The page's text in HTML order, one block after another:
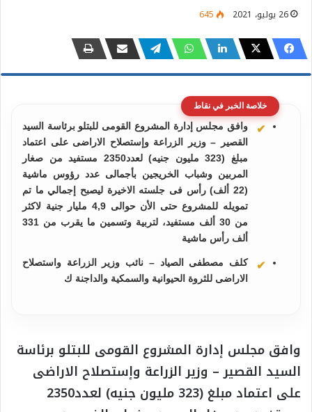
26 يوليو، 2021 645
خلاصة الخبر في نقاط
وافق مجلس إدارة المشروع القومى للبتلو برئاسة السيد
القصير – وزير الزراعة وإستصلاح الاراضى على اعتماد
مبلغ (323 مليون جنيه) لعدد2350 مستفيد من صغار
المربين وشباب الخريجين بأجمالى عدد رؤوس ماشية
(22 ألف) رأس فى جلسته الاخيرة ليصبح إجمالي ما تم
تمويله للمشروع حتى الأن حوالى 4,9 مليار جنية لاكثر
من 30 ألف مستفيد، لتربية وتسمين ما يقرب من 331
ألف رأس ماشية
كلف مصطفى الصياد – نائب وزير الزراعة واستصلاح
الاراضى للثروة الحيوانية والسمكية والداجنة ك
وافق مجلس إدارة المشروع القومى للبتلو برئاسة
السيد القصير – وزير الزراعة وإستصلاح الاراضى
على اعتماد مبلغ (323 مليون جنيه) لعدد2350